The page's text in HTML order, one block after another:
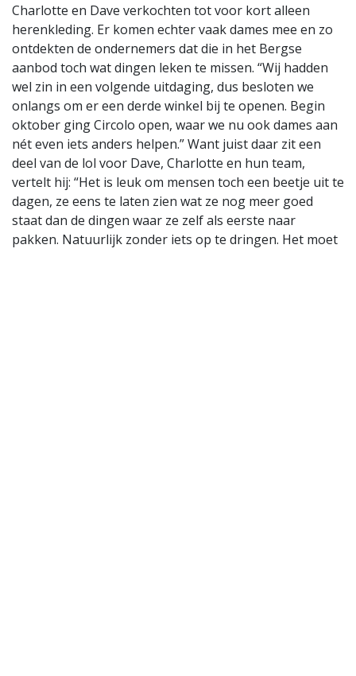
Charlotte en Dave verkochten tot voor kort alleen
herenkleding. Er komen echter vaak dames mee en zo
ontdekten de ondernemers dat die in het Bergse
aanbod toch wat dingen leken te missen. “Wij hadden
wel zin in een volgende uitdaging, dus besloten we
onlangs om er een derde winkel bij te openen. Begin
oktober ging Circolo open, waar we nu ook dames aan
nét even iets anders helpen.” Want juist daar zit een
deel van de lol voor Dave, Charlotte en hun team,
vertelt hij: “Het is leuk om mensen toch een beetje uit te
dagen, ze eens te laten zien wat ze nog meer goed
staat dan de dingen waar ze zelf als eerste naar
pakken. Natuurlijk zonder iets op te dringen. Het moet